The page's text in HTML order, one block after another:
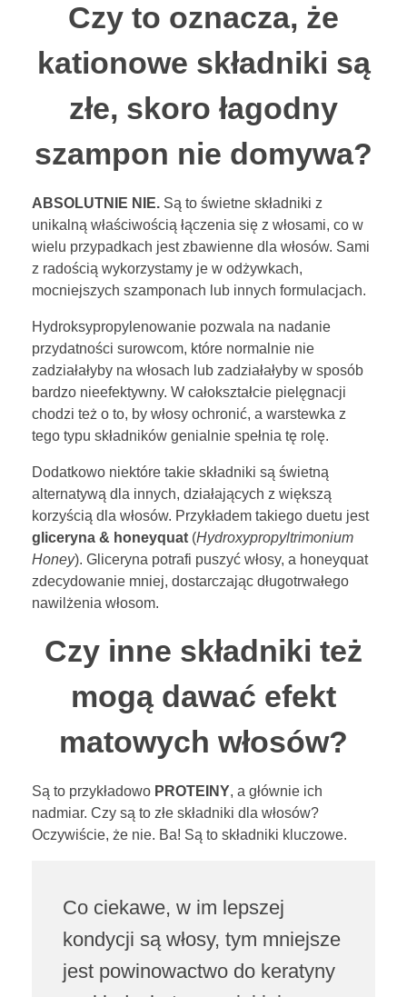
Czy to oznacza, że
kationowe składniki są
złe, skoro łagodny
szampon nie domywa?
ABSOLUTNIE NIE. Są to świetne składniki z
unikalną właściwością łączenia się z włosami, co w
wielu przypadkach jest zbawienne dla włosów. Sami
z radością wykorzystamy je w odżywkach,
mocniejszych szamponach lub innych formulacjach.
Hydroksypropylenowanie pozwala na nadanie
przydatności surowcom, które normalnie nie
zadziałałyby na włosach lub zadziałałyby w sposób
bardzo nieefektywny. W całokształcie pielęgnacji
chodzi też o to, by włosy ochronić, a warstewka z
tego typu składników genialnie spełnia tę rolę.
Dodatkowo niektóre takie składniki są świetną
alternatywą dla innych, działających z większą
korzyścią dla włosów. Przykładem takiego duetu jest
gliceryna & honeyquat (Hydroxypropyltrimonium
Honey). Gliceryna potrafi puszyć włosy, a honeyquat
zdecydowanie mniej, dostarczając długotrwałego
nawilżenia włosom.
Czy inne składniki też
mogą dawać efekt
matowych włosów?
Są to przykładowo PROTEINY, a głównie ich
nadmiar. Czy są to złe składniki dla włosów?
Oczywiście, że nie. Ba! Są to składniki kluczowe.
Co ciekawe, w im lepszej
kondycji są włosy, tym mniejsze
jest powinowactwo do keratyny